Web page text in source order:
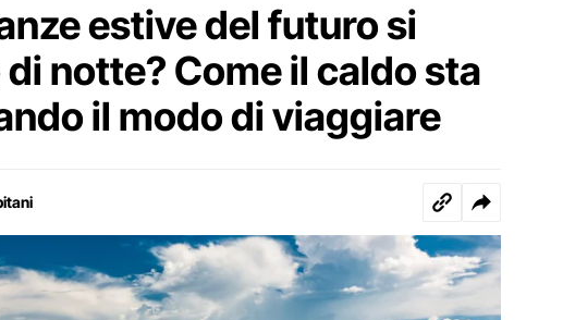
estive del futuro si
notte? Come il caldo sta
il modo di viaggiare